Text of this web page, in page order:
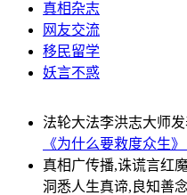
真相杂志
网友交流
移民留学
妖言不惑
法轮大法李洪志大师发
《为什么要救度众生》
真相广传播,诛谎言红
洞悉人生真谛,良知善